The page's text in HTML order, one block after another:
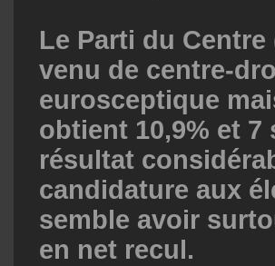
Le Parti du
venu de centre-
eurosceptique
obtient 10,9% et
résultat
candidature aux
semble avoir
en net recul.